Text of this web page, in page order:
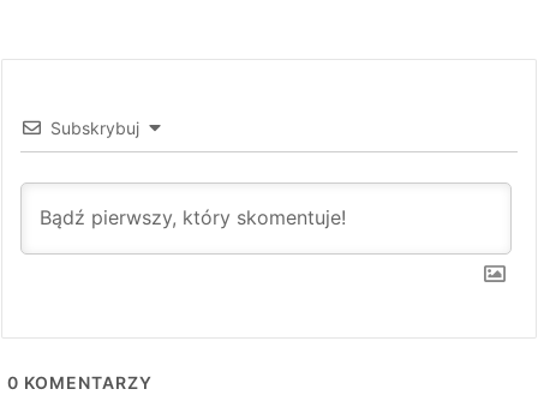
Subskrybuj
0 KOMENTARZY